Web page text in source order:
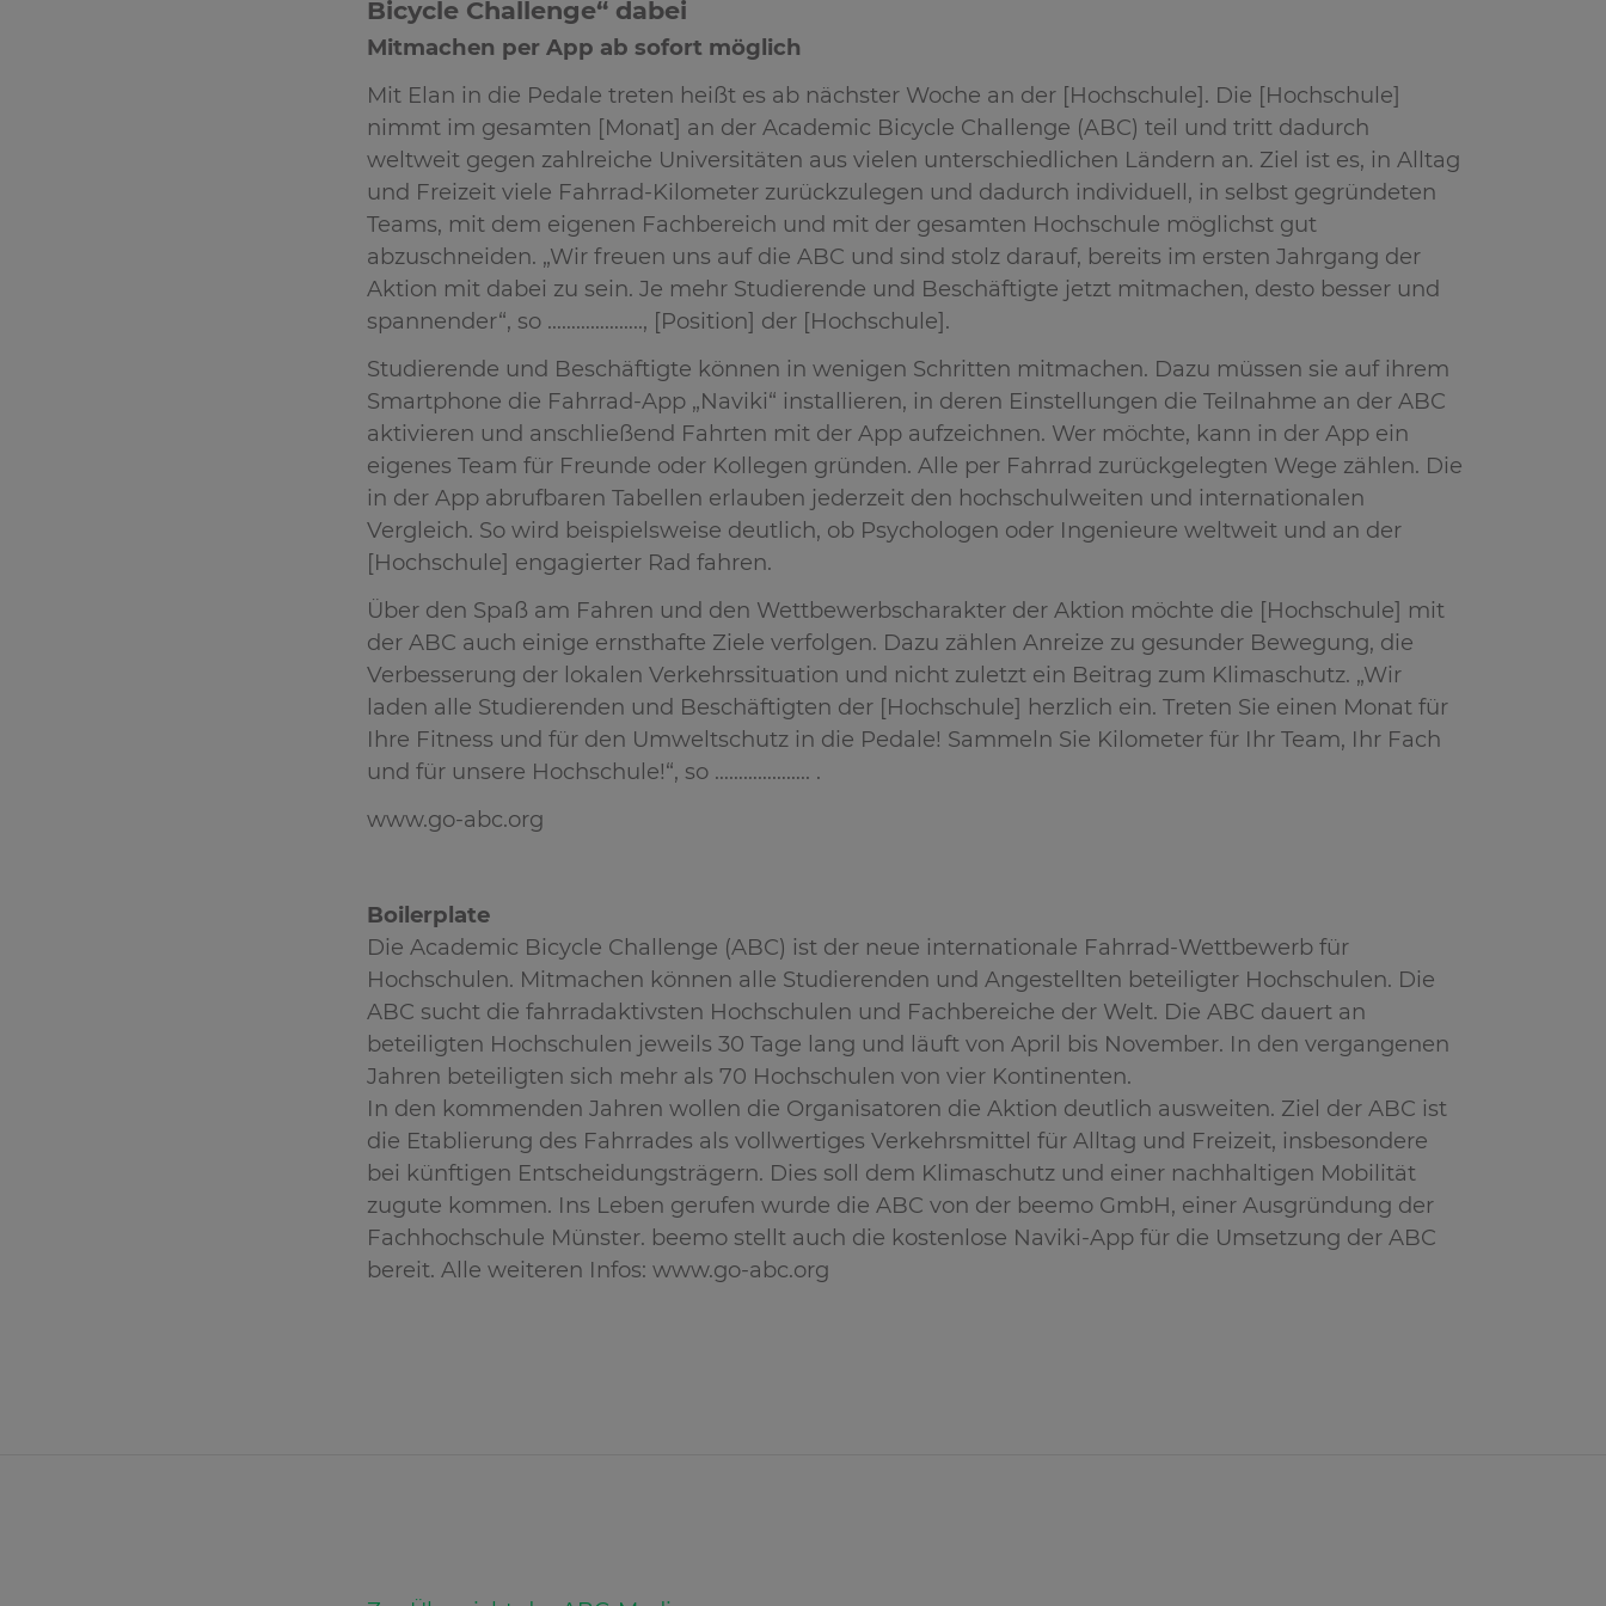
Bicycle Challenge“ dabei
Mitmachen per App ab sofort möglich
Mit Elan in die Pedale treten heißt es ab nächster Woche an der [Hochschule]. Die [Hochschule]
nimmt im gesamten [Monat] an der Academic Bicycle Challenge (ABC) teil und tritt dadurch
weltweit gegen zahlreiche Universitäten aus vielen unterschiedlichen Ländern an. Ziel ist es, in Alltag
und Freizeit viele Fahrrad-Kilometer zurückzulegen und dadurch individuell, in selbst gegründeten
Teams, mit dem eigenen Fachbereich und mit der gesamten Hochschule möglichst gut
abzuschneiden. „Wir freuen uns auf die ABC und sind stolz darauf, bereits im ersten Jahrgang der
Aktion mit dabei zu sein. Je mehr Studierende und Beschäftigte jetzt mitmachen, desto besser und
spannender“, so ……………….., [Position] der [Hochschule].
Studierende und Beschäftigte können in wenigen Schritten mitmachen. Dazu müssen sie auf ihrem
Smartphone die Fahrrad-App „Naviki“ installieren, in deren Einstellungen die Teilnahme an der ABC
aktivieren und anschließend Fahrten mit der App aufzeichnen. Wer möchte, kann in der App ein
eigenes Team für Freunde oder Kollegen gründen. Alle per Fahrrad zurückgelegten Wege zählen. Die
in der App abrufbaren Tabellen erlauben jederzeit den hochschulweiten und internationalen
Vergleich. So wird beispielsweise deutlich, ob Psychologen oder Ingenieure weltweit und an der
[Hochschule] engagierter Rad fahren.
Über den Spaß am Fahren und den Wettbewerbscharakter der Aktion möchte die [Hochschule] mit
der ABC auch einige ernsthafte Ziele verfolgen. Dazu zählen Anreize zu gesunder Bewegung, die
Verbesserung der lokalen Verkehrssituation und nicht zuletzt ein Beitrag zum Klimaschutz. „Wir
laden alle Studierenden und Beschäftigten der [Hochschule] herzlich ein. Treten Sie einen Monat für
Ihre Fitness und für den Umweltschutz in die Pedale! Sammeln Sie Kilometer für Ihr Team, Ihr Fach
und für unsere Hochschule!“, so ……………….. .
www.go-abc.org
Boilerplate
Die Academic Bicycle Challenge (ABC) ist der neue internationale Fahrrad-Wettbewerb für
Hochschulen. Mitmachen können alle Studierenden und Angestellten beteiligter Hochschulen. Die
ABC sucht die fahrradaktivsten Hochschulen und Fachbereiche der Welt. Die ABC dauert an
beteiligten Hochschulen jeweils 30 Tage lang und läuft von April bis November. In den vergangenen
Jahren beteiligten sich mehr als 70 Hochschulen von vier Kontinenten.
In den kommenden Jahren wollen die Organisatoren die Aktion deutlich ausweiten. Ziel der ABC ist
die Etablierung des Fahrrades als vollwertiges Verkehrsmittel für Alltag und Freizeit, insbesondere
bei künftigen Entscheidungsträgern. Dies soll dem Klimaschutz und einer nachhaltigen Mobilität
zugute kommen. Ins Leben gerufen wurde die ABC von der beemo GmbH, einer Ausgründung der
Fachhochschule Münster. beemo stellt auch die kostenlose Naviki-App für die Umsetzung der ABC
bereit. Alle weiteren Infos: www.go-abc.org